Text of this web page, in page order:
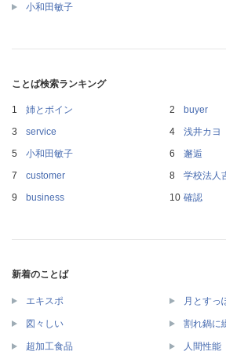
小和田敏子
ことば検索ランキング
姉とボイン
buyer
service
浅井カヨ
小和田敏子
邂逅
customer
学校法人
business
確認
新着のことば
エキスポ 月とすっ
図々しい 割れ鍋に
超加工食品 人間性能